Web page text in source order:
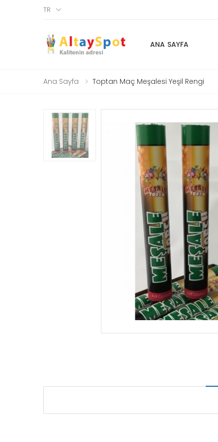
TR
ANA SAYFA
Ana Sayfa Toptan Maç Meşalesi Yeşil Rengi